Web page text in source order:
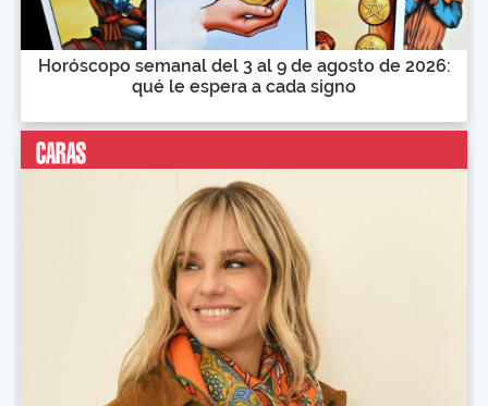
Horóscopo semanal del 3 al 9 de agosto de 2026:
qué le espera a cada signo